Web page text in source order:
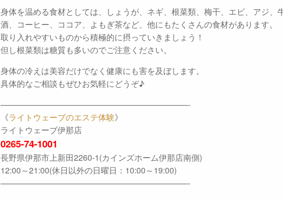
身体を温める食材としては、しょうが、ネギ、根菜類、梅干、エビ、アジ、
酒、コーヒー、ココア、よもぎ茶など、他にもたくさんの食材があります。
取り入れやすいものから積極的に摂っていきましょう！
但し根菜類は糖質も多いのでご注意ください。
身体の冷えは美容だけでなく健康にも害を及ぼします。
具体的なご相談もぜひお気軽にどうぞ♪
———————————————————————-
《ライトウェーブのエステ体験》
ライトウェーブ伊那店
0265-74-1001
長野県伊那市上新田2260-1(カインズホーム伊那店南側)
12:00～21:00(休日以外の日曜日：10:00～19:00)
———————————————————————-